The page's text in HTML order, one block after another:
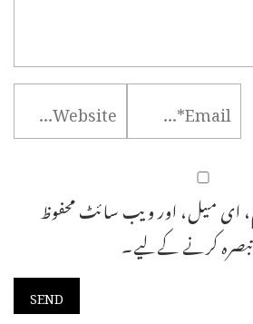
ای میل، اور ویب سائٹ محفوظ
کرنے کےلیے۔